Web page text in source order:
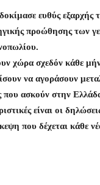
ευθύς
προώθησης των
χώρα σχεδόν κάθε
να αγοράσουν
που ασκούν στην
είναι οι
που δέχεται